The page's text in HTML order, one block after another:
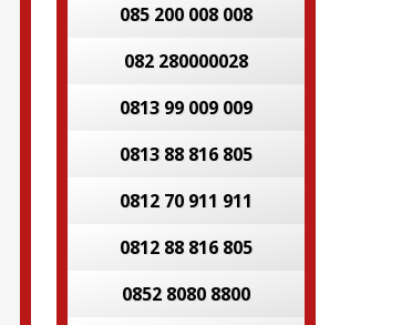
085 200 008 008
082 280000028
0813 99 009 009
0813 88 816 805
0812 70 911 911
0812 88 816 805
0852 8080 8800